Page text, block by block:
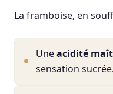
La framboise, en
Uneacidité
sensation sucrée.